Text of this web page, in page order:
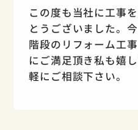
この度も当社に工事
とうございました。
階段のリフォーム工
にご満足頂き私も嬉
軽にご相談下さい。